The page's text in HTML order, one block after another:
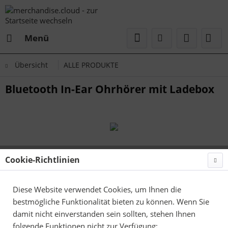
Menü
Übersicht ALLE PRODUKTE
Bluetooth In-Ear Ohrhörer mit Ladebox
Cookie-Richtlinien
Diese Website verwendet Cookies, um Ihnen die
bestmögliche Funktionalität bieten zu können. Wenn Sie
damit nicht einverstanden sein sollten, stehen Ihnen
folgende Funktionen nicht zur Verfügung: